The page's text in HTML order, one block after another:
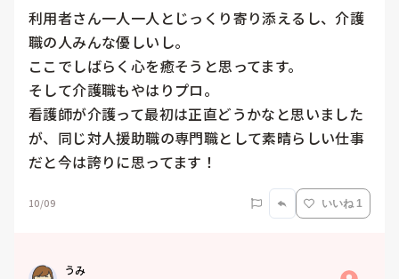
利用者さん一人一人とじっくり寄り添えるし、介護
職の人みんな優しいし。
ここでしばらく心を癒そうと思ってます。
そして介護職もやはりプロ。
看護師が介護って最初は正直どうかなと思いました
が、同じ対人援助職の専門職として素晴らしい仕事
だと今は誇りに思ってます！
10/09 いいね 1
うみ